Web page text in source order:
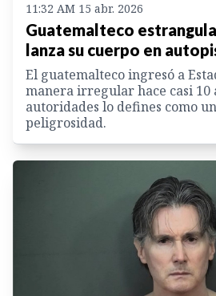
11:32 AM 15 abr. 2026
Guatemalteco estrangula
lanza su cuerpo en
El guatemalteco ingresó a
manera irregular hace casi 10
autoridades lo defines como
peligrosidad.